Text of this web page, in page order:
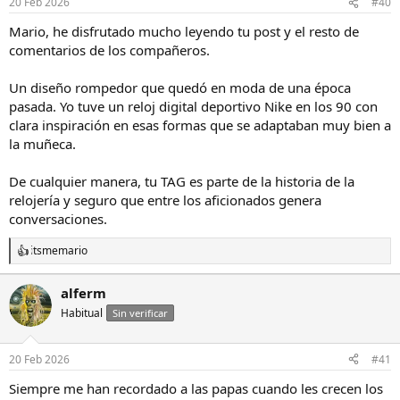
Mario, he disfrutado mucho leyendo tu post y el resto de
comentarios de los compañeros.
Un diseño rompedor que quedó en moda de una época
pasada. Yo tuve un reloj digital deportivo Nike en los 90 con
clara inspiración en esas formas que se adaptaban muy bien a
la muñeca.
De cualquier manera, tu TAG es parte de la historia de la
relojería y seguro que entre los aficionados genera
conversaciones.
R
e
a
c
c
o
n
e
s
itsmemario
alferm
Habitual Sin verificar
20 Feb 2026 #41
Siempre me han recordado a las papas cuando les crecen los